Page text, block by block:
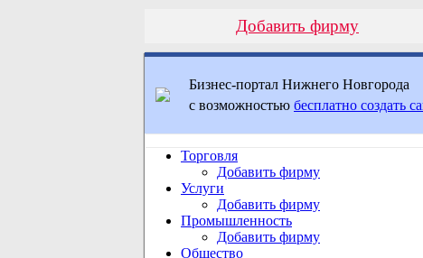
Добавить фирму
Бизнес-портал Нижнего Новгорода
с возможностью бесплатно создать
Торговля
Добавить фирму
Услуги
Добавить фирму
Промышленность
Добавить фирму
Общество